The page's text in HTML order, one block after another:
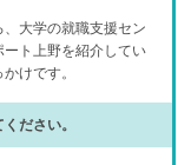
大学の就職支援セン
ト上野を紹介してい
けです。
ださい。